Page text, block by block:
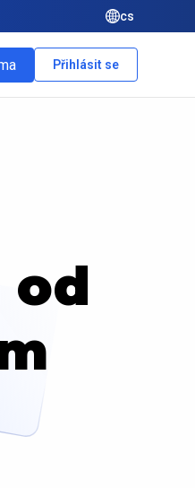
cs
Přihlásit se
od